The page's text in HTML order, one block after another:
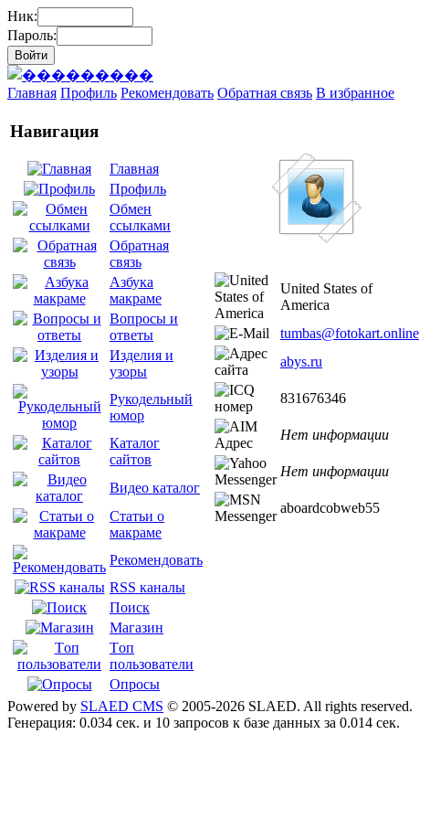
Ник:
Пароль:
Главная Профиль Рекомендовать Обратная связь В избранное
Навигация
Главная
Профиль
Обмен
ссылками
Обратная
связь
Азбука
макраме
Вопросы и
ответы
Изделия и
узоры
Рукодельный
юмор
Каталог
сайтов
Видео каталог
Статьи о
макраме
Рекомендовать
RSS каналы
Поиск
Магазин
Tоп
пользователи
Опросы
United States of
America
tumbas@fotokart.online
abys.ru
831676346
Нет информации
Нет информации
aboardcobweb55
Powered by SLAED CMS © 2005-2026 SLAED. All rights reserved.
Генерация: 0.034 сек. и 10 запросов к базе данных за 0.014 сек.